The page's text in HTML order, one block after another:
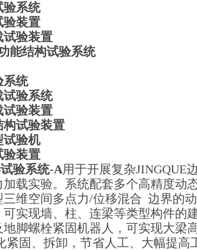
验系统
验装置
试验装置
能结构试验系统
系统
试验系统
试验装置
构试验装置
试验机
验装置
试验系统-A用于开展复杂JINGQUE
载实验。系统配套多个高精度动
三维空间多点力/位移混合 边界的
实现墙、柱、连梁等类型构件的
地脚螺栓紧固机器人，可实现大梁
紧固、拆卸，节省人工、大幅提高